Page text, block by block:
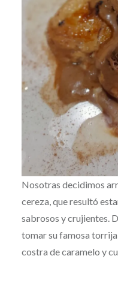
Nosotras decidimos
cereza, que resultó
sabrosos y crujientes.
tomar su famosa torrija
costra de caramelo y